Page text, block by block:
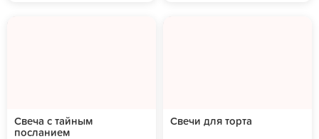
Свеча с тайным
посланием
Свечи для торта